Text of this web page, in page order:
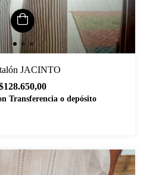
JACINTO
Transferencia o depósito